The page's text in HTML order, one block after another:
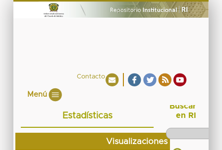
Contacto
Menú
Estadísticas
Visualizaciones
Buscar
en RI